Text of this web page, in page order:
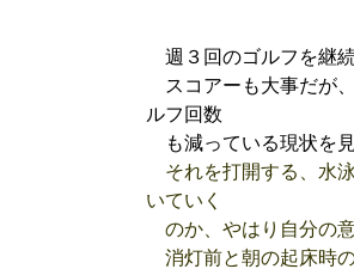
週３回のゴルフを継
スコアーも大事だが
ルフ回数
も減っている現状を
それを打開する、水
いていく
のか、やはり自分の
消灯前と朝の起床時